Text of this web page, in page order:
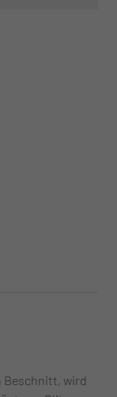
Beschnitt, wird